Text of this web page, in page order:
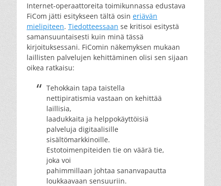
Internet-operaattoreita toimikunnassa edustava
FiCom jätti esitykseen tältä osin eriävän
mielipiteen. Tiedotteessaan se kritisoi esitystä
samansuuntaisesti kuin minä tässä
kirjoituksessani. FiComin näkemyksen mukaan
laillisten palvelujen kehittäminen olisi sen sijaan
oikea ratkaisu:
Tehokkain tapa taistella
nettipiratismia vastaan on kehittää
laillisia,
laadukkaita ja helppokäyttöisiä
palveluja digitaalisille
sisältömarkkinoille.
Estotoimenpiteiden tie on väärä tie,
joka voi
pahimmillaan johtaa sananvapautta
loukkaavaan sensuuriin.